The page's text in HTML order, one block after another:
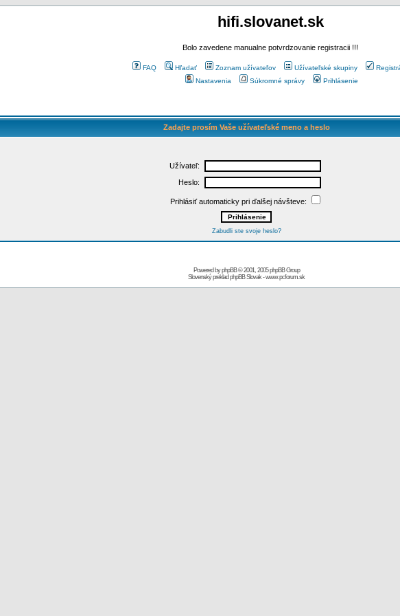
hifi.slovanet.sk
Bolo zavedene manualne potvrdzovanie registracii !!!
FAQ Hľadať Zoznam užívateľov Užívateľské skupiny
Nastavenia
Súkromné správy Prihlásenie
Zadajte prosím Vaše užívateľské meno a heslo
Užívateľ:
Heslo:
Prihlásiť automaticky pri ďalšej návšteve:
Zabudli ste svoje heslo?
Powered byphpBB© 2001, 2005 phpBB Group
Slovenský preklad phpBB Slovak-www.pcforum.sk